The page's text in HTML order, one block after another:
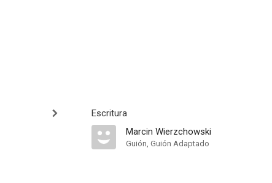
Escritura
Marcin Wierzchowski
Guión, Guión Adaptado